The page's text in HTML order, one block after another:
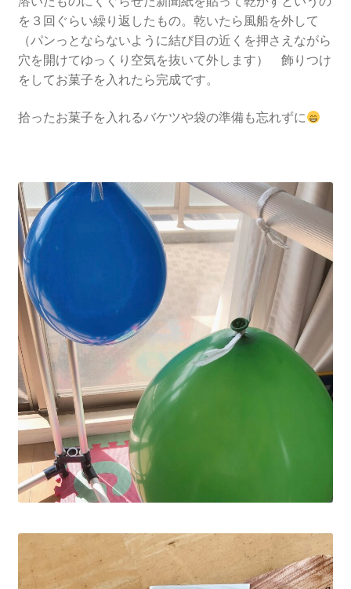
を３回ぐらい繰り返したもの。乾いたら風船を外して
（パンっとならないように結び目の近くを押さえながら
穴を開けてゆっくり空気を抜いて外します） 飾りつけ
をしてお菓子を入れたら完成です。
拾ったお菓子を入れるバケツや袋の準備も忘れずに